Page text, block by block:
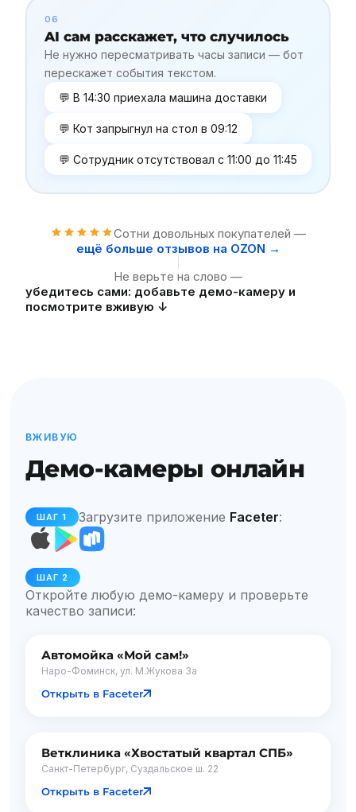
06
AI сам расскажет, что случилось
Не нужно пересматривать часы записи — бот
перескажет события текстом.
В 14:30 приехала машина доставки
Кот запрыгнул на стол в 09:12
Сотрудник отсутствовал с 11:00 до 11:45
Сотни довольных покупателей —
ещё больше отзывов на OZON →
Не верьте на слово —
убедитесь сами: добавьте демо-камеру и
посмотрите вживую ↓
ВЖИВУЮ
Демо-камеры онлайн
ШАГ 1 Загрузите приложение Faceter:
ШАГ 2
Откройте любую демо-камеру и проверьте
качество записи:
Автомойка «Мой сам!»
Наро-Фоминск, ул. М.Жукова 3а
Открыть в Faceter
Ветклиника «Хвостатый квартал СПБ»
Санкт-Петербург, Суздальское ш. 22
Открыть в Faceter